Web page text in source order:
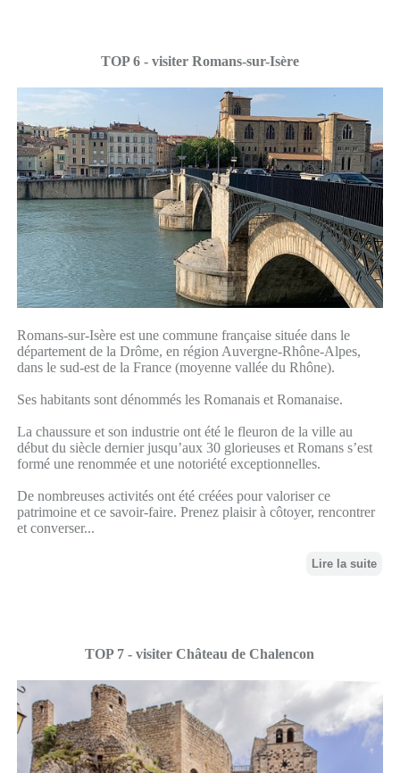
TOP 6 - visiter Romans-sur-Isère
Romans-sur-Isère est une commune française située dans le
département de la Drôme, en région Auvergne-Rhône-Alpes,
dans le sud-est de la France (moyenne vallée du Rhône).
Ses habitants sont dénommés les Romanais et Romanaise.
La chaussure et son industrie ont été le fleuron de la ville au
début du siècle dernier jusqu’aux 30 glorieuses et Romans s’est
formé une renommée et une notoriété exceptionnelles.
De nombreuses activités ont été créées pour valoriser ce
patrimoine et ce savoir-faire. Prenez plaisir à côtoyer, rencontrer
et converser...
Lire la suite
TOP 7 - visiter Château de Chalencon